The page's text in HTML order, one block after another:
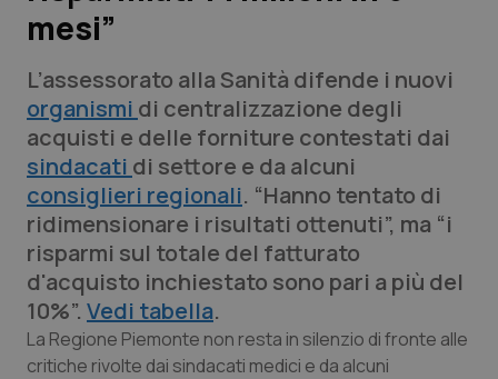
Studi e Analisi
Lettere al direttore
Edizioni Regionali
QS Pro
Professionisti Sanitari.AI
Abruzzo
Basilicata
QS Pro Gold
Artrite & artrosi
QS Club Newsletter
mesi”
L’assessorato alla Sanità difende i nuovi
organismi di centralizzazione degli
acquisti e delle forniture contestati dai
sindacati di settore e da alcuni
consiglieri regionali. “Hanno tentato di
ridimensionare i risultati ottenuti”, ma “i
risparmi sul totale del fatturato
d'acquisto inchiestato sono pari a più del
10%”. Vedi tabella.
La Regione Piemonte non resta in silenzio di fronte alle
critiche rivolte dai sindacati medici e da alcuni